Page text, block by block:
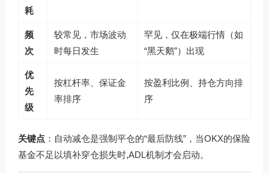
耗
频
次
较常见，市场波动
时每日发生
罕见，仅在极端行情（如
“黑天鹅”）出现
优
先
级
按杠杆率、保证金
率排序
按盈利比例、持仓方向排
序
关键点 ：自动减仓是强制平仓的“最后防线”，当OKX的保险
基金不足以填补穿仓损失时,ADL机制才会启动。